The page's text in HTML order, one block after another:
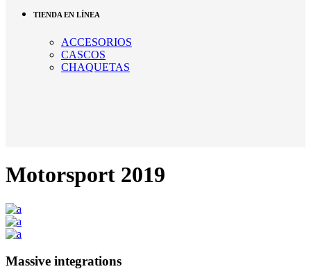
TIENDA EN LÍNEA
ACCESORIOS
CASCOS
CHAQUETAS
Motorsport 2019
Massive integrations